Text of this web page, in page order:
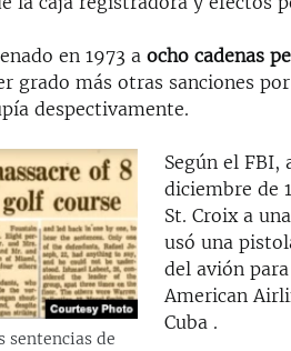
en 1973 a ocho cadenas
grado más otras sanciones
despectivamente.
sentencias de
Según el FBI,
diciembre de
St. Croix a
usó una
del avión
American
Cuba .